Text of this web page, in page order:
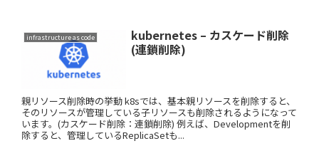
infrastructure as code
kubernetes – カスケード削除
(連鎖削除)
親リソース削除時の挙動 k8sでは、基本親リソースを削除すると、
そのリソースが管理している子リソースも削除されるようになって
います。(カスケード削除：連鎖削除) 例えば、Developmentを削
除すると、管理しているReplicaSetも...